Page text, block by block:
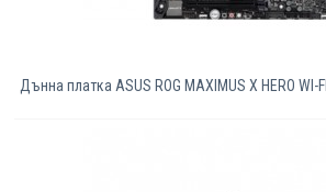
Дънна платка ASUS ROG MAXIMUS X HERO WI-FI